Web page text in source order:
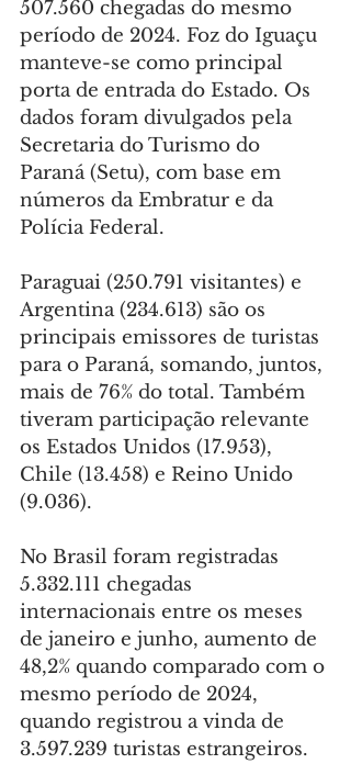
507.560 chegadas do mesmo
período de 2024. Foz do Iguaçu
manteve-se como principal
porta de entrada do Estado. Os
dados foram divulgados pela
Secretaria do Turismo do
Paraná (Setu), com base em
números da Embratur e da
Polícia Federal.
Paraguai (250.791 visitantes) e
Argentina (234.613) são os
principais emissores de turistas
para o Paraná, somando, juntos,
mais de 76% do total. Também
tiveram participação relevante
os Estados Unidos (17.953),
Chile (13.458) e Reino Unido
(9.036).
No Brasil foram registradas
5.332.111 chegadas
internacionais entre os meses
de janeiro e junho, aumento de
48,2% quando comparado com o
mesmo período de 2024,
quando registrou a vinda de
3.597.239 turistas estrangeiros.